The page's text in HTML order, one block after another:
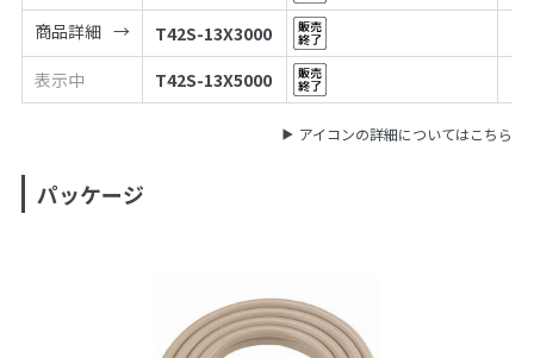
商品詳細
T42S-13X3000
表示中
T42S-13X5000
アイコンの詳細についてはこちら
パッケージ